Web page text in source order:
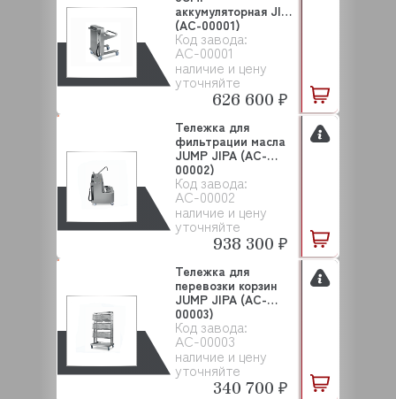
Код завода:
AC-00001
наличие и цену
уточняйте
аккумуляторная JIPA
(AC-00001)
626 600 ₽
Код завода:
AC-00002
наличие и цену
уточняйте
Тележка для
фильтрации масла
JUMP JIPA (AC-
00002)
938 300 ₽
Код завода:
AC-00003
наличие и цену
уточняйте
Тележка для
перевозки корзин
JUMP JIPA (AC-
00003)
340 700 ₽